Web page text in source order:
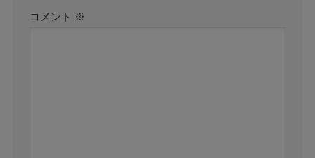
コメント ※